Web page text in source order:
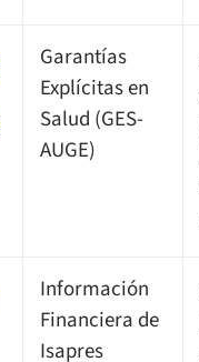
Garantías
Explícitas en
Salud (GES-
AUGE)
Información
Financiera de
Isapres